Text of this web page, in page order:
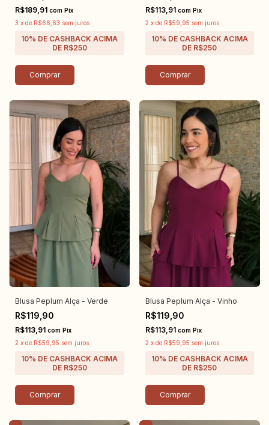
R$189,91 com Pix
3 x de R$66,63 sem juros
Comprar
R$113,91 com Pix
2 x de R$59,95 sem juros
Comprar
Blusa Peplum Alça - Verde
R$119,90
R$113,91 com Pix
2 x de R$59,95 sem juros
Comprar
Blusa Peplum Alça - Vinho
R$119,90
R$113,91 com Pix
2 x de R$59,95 sem juros
Comprar